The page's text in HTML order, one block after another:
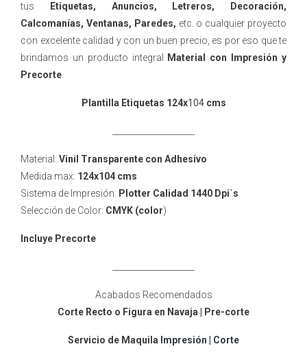
tus
Etiquetas, Anuncios, Letreros, Decoración,
Calcomanías, Ventanas, Paredes, etc. o cualquier proyecto
con excelente calidad y con un buen precio, es por eso que te
brindamos un producto integral
Material con Impresión y
Precorte
Plantilla Etiquetas 124x104cms
Material: Vinil Transparente con Adhesivo
Medida max: 124x104 cms
Sistema de Impresión: Plotter Calidad 1440 Dpi`s
Selección de Color: CMYK (color)
Incluye Precorte
Acabados Recomendados
Corte Recto o Figura en Navaja | Pre-corte
Servicio de Maquila Impresión Corte